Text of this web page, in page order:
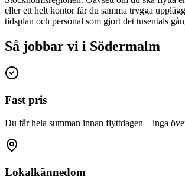
eller ett helt kontor får du samma trygga
tidsplan och personal som gjort det tusentals
Så jobbar vi i Södermalm
Fast pris
Du får hela summan innan flyttdagen – inga
Lokalkännedom